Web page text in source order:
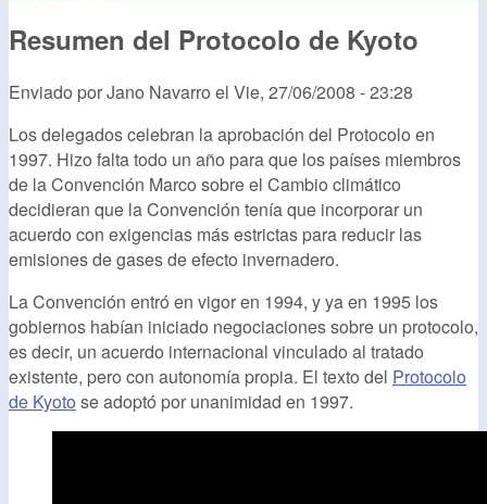
Resumen del Protocolo de Kyoto
Enviado porJano Navarro el Vie, 27/06/2008 - 23:28
Los delegados celebran la aprobación del Protocolo en
1997. Hizo falta todo un año para que los países miembros
de la Convención Marco sobre el Cambio climático
decidieran que la Convención tenía que incorporar un
acuerdo con exigencias más estrictas para reducir las
emisiones de gases de efecto invernadero.
La Convención entró en vigor en 1994, y ya en 1995 los
gobiernos habían iniciado negociaciones sobre un protocolo,
es decir, un acuerdo internacional vinculado al tratado
existente, pero con autonomía propia. El texto del Protocolo
de Kyoto se adoptó por unanimidad en 1997.